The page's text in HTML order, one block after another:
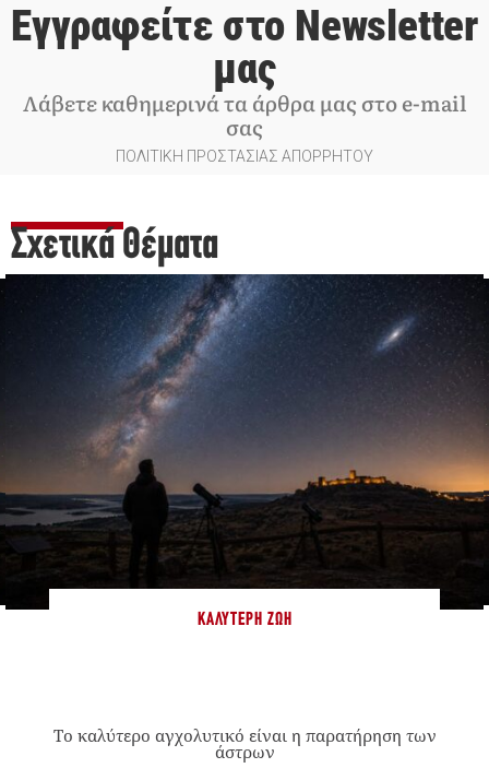
Εγγραφείτε στο Newsletter
μας
Λάβετε καθημερινά τα άρθρα μας στο e-mail
σας
ΠΟΛΙΤΙΚΗ ΠΡΟΣΤΑΣΙΑΣ ΑΠΟΡΡΗΤΟΥ
Σχετικά Θέματα
ΚΑΛΎΤΕΡΗ ΖΩΉ
Το καλύτερο αγχολυτικό είναι η παρατήρηση των
άστρων